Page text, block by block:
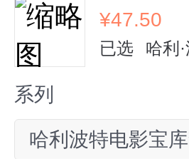
¥47.50
已选 哈利·
系列
哈利波特电影宝